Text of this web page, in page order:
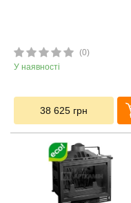
(0)
У наявності
38 625 грн